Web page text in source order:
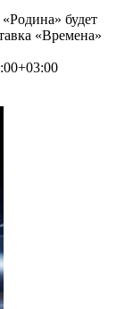
будет
«Времена»